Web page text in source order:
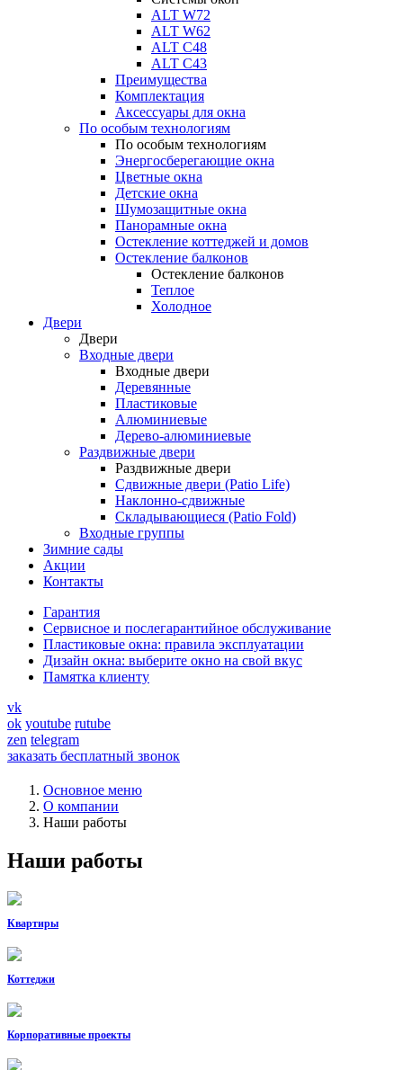
ALT W72
ALT W62
ALT С48
ALT С43
Преимущества
Комплектация
Аксессуары для окна
По особым технологиям
По особым технологиям
Энергосберегающие окна
Цветные окна
Детские окна
Шумозащитные окна
Панорамные окна
Остекление коттеджей и домов
Остекление балконов
Остекление балконов
Теплое
Холодное
Двери
Двери
Входные двери
Входные двери
Деревянные
Пластиковые
Алюминиевые
Дерево-алюминиевые
Раздвижные двери
Раздвижные двери
Сдвижные двери (Patio Life)
Наклонно-сдвижные
Складывающиеся (Patio Fold)
Входные группы
Зимние сады
Акции
Контакты
Гарантия
Cервисное и послегарантийное обслуживание
Пластиковые окна: правила эксплуатации
Дизайн окна: выберите окно на свой вкус
Памятка клиенту
vk
ok youtube rutube
zen telegram
заказать бесплатный звонок
Основное меню
О компании
Наши работы
Наши работы
Квартиры
Коттеджи
Корпоративные проекты